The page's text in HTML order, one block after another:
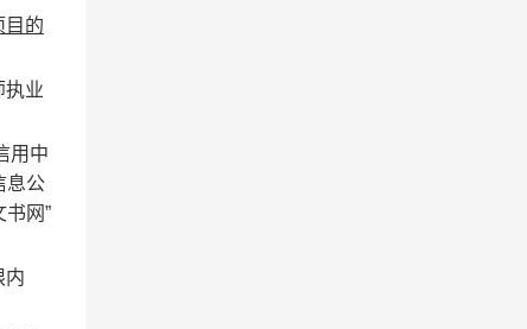
目的
执业
用中
息公
书网”
内